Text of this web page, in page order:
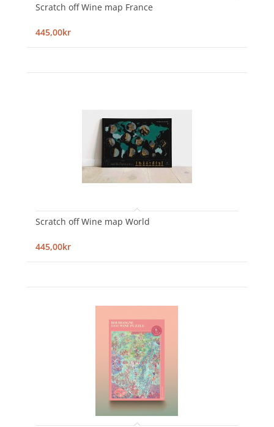
Scratch off Wine map France
445,00kr
Scratch off Wine map World
445,00kr